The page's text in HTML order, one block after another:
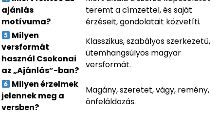
ajánlás
motívuma?
teremt a címzettel, és saját
érzéseit, gondolatait közvetíti.
Milyen
versformát
használ Csokonai
az „Ajánlás”-ban?
Klasszikus, szabályos szerkezetű,
ütemhangsúlyos magyar
versformát.
Milyen érzelmek
jelennek meg a
versben?
Magány, szeretet, vágy, remény,
önfeláldozás.